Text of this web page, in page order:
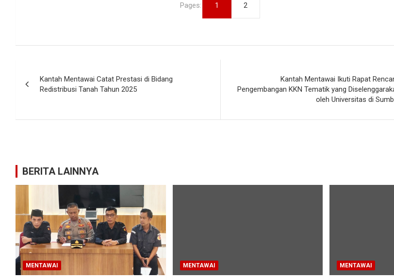
Pages: 1 2
pos
Kantah Mentawai Catat Prestasi di Bidang
Redistribusi Tanah Tahun 2025
Kantah Mentawai Ikuti Rapat
Pengembangan KKN Tematik yang
oleh Universitas di
BERITA LAINNYA
MENTAWAI MENTAWAI MENTAWAI